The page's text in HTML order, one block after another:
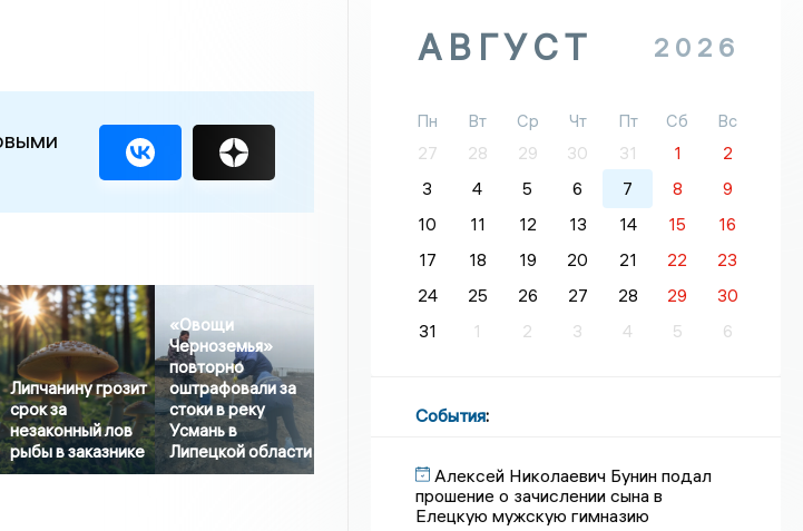
Липчанину грозит
срок за
незаконный лов
рыбы в заказнике
«Овощи
Черноземья»
повторно
оштрафовали за
стоки в реку
Усмань в
Липецкой области
АВГУСТ 2026
Пн Вт Ср Чт Пт Сб
Вс
27
28 29 30 31 1
2
3
4 5 6 7 8
9
10
11 12 13 14 15
16
17
18 19 20 21 22
23
24
25 26 27 28 29
30
31
1 2 3 4 5 6
События:
Алексей Николаевич Бунин подал
прошение о зачислении сына в
Елецкую мужскую гимназию